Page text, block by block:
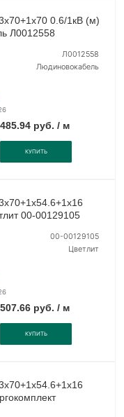
0.6/1кВ (м)
Л0012558
Л0012558
Людиновокабель
485.94 руб. / м
КУПИТЬ
00-00129105
00-00129105
Цветлит
507.66 руб. / м
КУПИТЬ